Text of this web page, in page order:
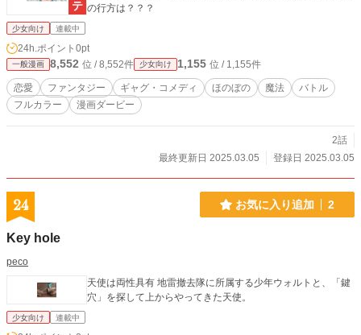
の行方は？？？
少女向け 連載中
24h.ポイント 0pt
一般漫画 8,552 位 / 8,552件 少女向け 1,155 位 / 1,155件
恋愛 ファンタジー ギャグ・コメディ ほのぼの 魔法
バトル
フルカラー
漫画ダービー
2話
最終更新日 2025.03.05
登録日 2025.03.05
24 お気に入り追加 2
Key hole
peco
天使は両性具有 地雷撤去隊に所属する少年ウォルトと、「鍵
穴」を探して上からやってきた天使。
少女向け 連載中